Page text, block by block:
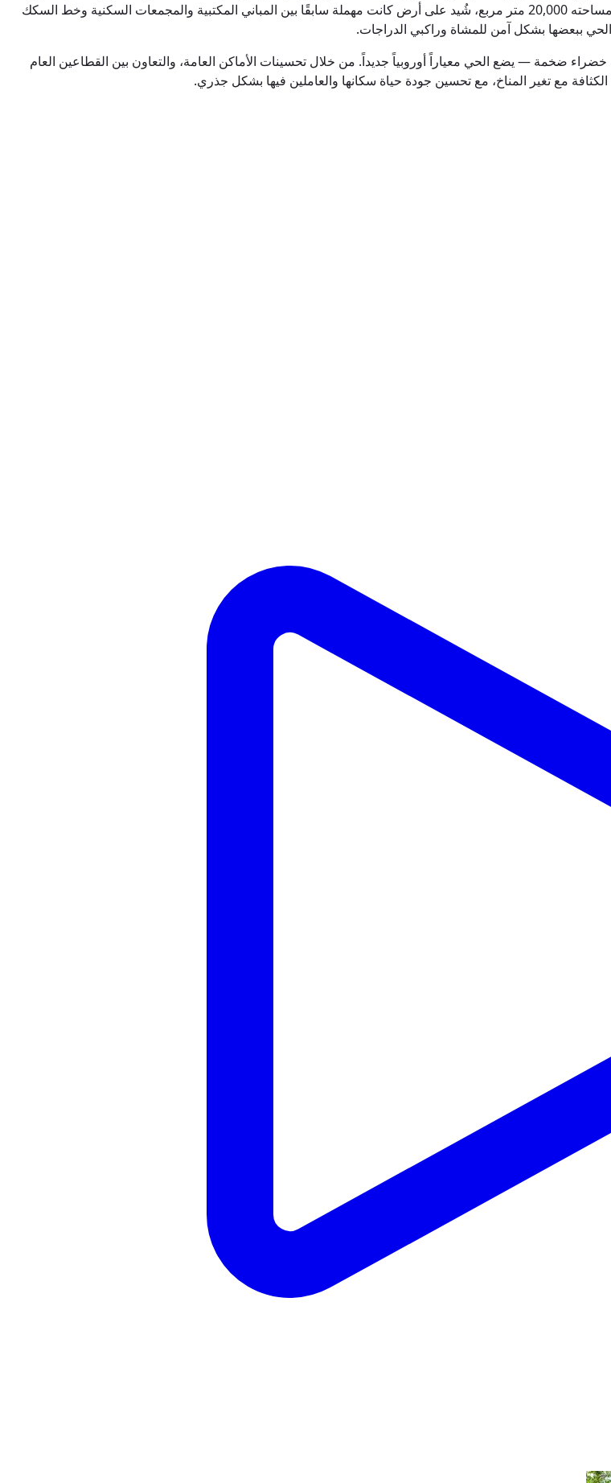
المياه. ولا يقل أهمية عن ذلك «متنزه سواك الخطي» الجديد — وهو ممر أخضر ترفيهي تبلغ مساحته 20,000 متر مربع، شُيد على أرض كانت مهملة سابقًا بين المباني المكتبية والمجمعات السكنية وخط السكك
الحي ببعضها بشكل آمن للمشاة وراكبي الدراجات.
ضخمة — يضع الحي معياراً أوروبياً جديداً. من خلال تحسينات الأماكن العامة، والتعاون بين القطاعين العام
مع تغير المناخ، مع تحسين جودة حياة سكانها والعاملين فيها بشكل جذري.